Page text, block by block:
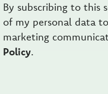
By subscribing to this
of my personal data
marketing
Policy.